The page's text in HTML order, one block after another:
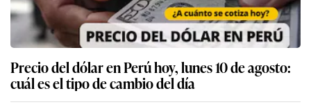
Precio del dólar en Perú hoy, lunes 10 de agosto:
cuál es el tipo de cambio del día